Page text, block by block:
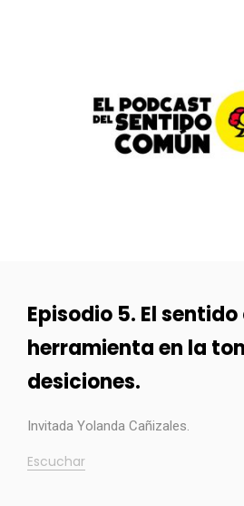
Episodio 5. El
herramienta en la
desiciones.
Invitada Yolanda Cañizales.
Escuchar